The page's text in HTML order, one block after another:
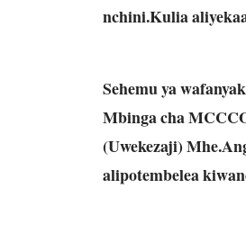
nchini.Kulia
Sehemu ya
Mbinga cha
(Uwekezaji)
alipotembelea